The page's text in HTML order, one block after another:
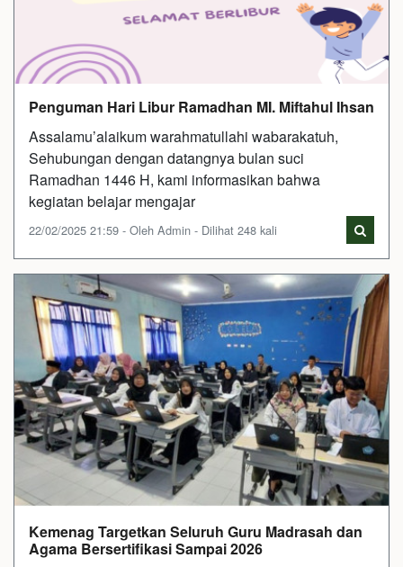
Penguman Hari Libur Ramadhan MI. Miftahul Ihsan
Assalamu’alaikum warahmatullahi wabarakatuh,
Sehubungan dengan datangnya bulan suci
Ramadhan 1446 H, kami informasikan bahwa
kegiatan belajar mengajar
22/02/2025 21:59 - Oleh Admin - Dilihat 248 kali
Kemenag Targetkan Seluruh Guru Madrasah dan
Agama Bersertifikasi Sampai 2026